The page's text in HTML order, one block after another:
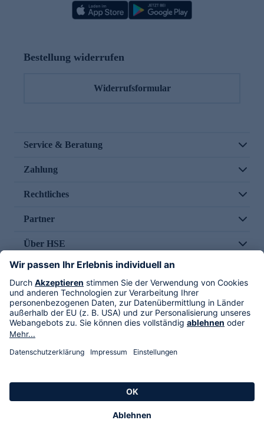
Bestellung widerrufen
Widerrufsformular
Service & Beratung
Zahlung
Rechtliches
Partner
Über HSE
Im TV
HSE International